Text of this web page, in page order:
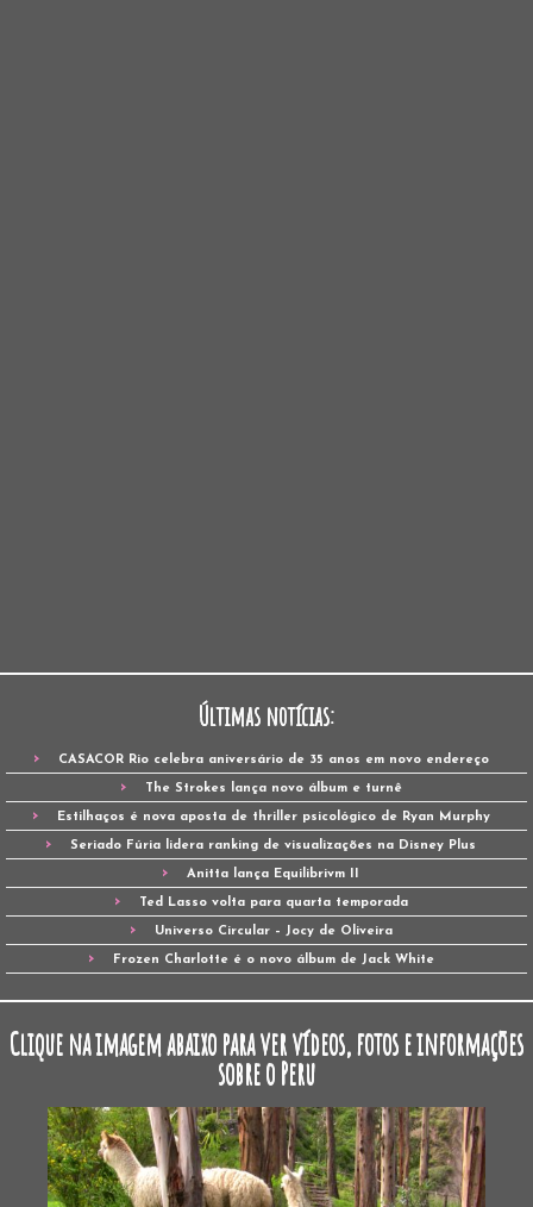
Últimas notícias:
CASACOR Rio celebra aniversário de 35 anos em novo endereço
The Strokes lança novo álbum e turnê
Estilhaços é nova aposta de thriller psicológico de Ryan Murphy
Seriado Fúria lidera ranking de visualizações na Disney Plus
Anitta lança Equilibrivm II
Ted Lasso volta para quarta temporada
Universo Circular – Jocy de Oliveira
Frozen Charlotte é o novo álbum de Jack White
Clique na imagem abaixo para ver vídeos, fotos e informações
sobre o Peru